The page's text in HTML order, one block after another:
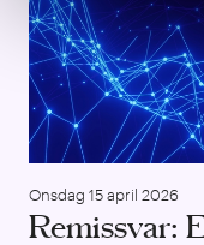
Onsdag 15 april 2026
Remissvar: